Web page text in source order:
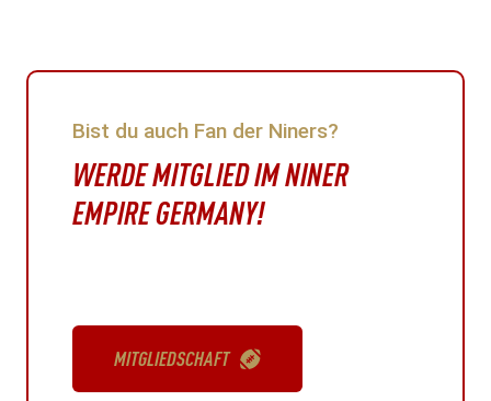
Bist du auch Fan der Niners?
WERDE MITGLIED IM NINER
EMPIRE GERMANY!
MITGLIEDSCHAFT